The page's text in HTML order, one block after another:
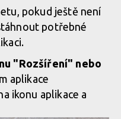
pokud ještě není
potřebné
"Rozšíření" nebo
aplikace
ikonu aplikace a